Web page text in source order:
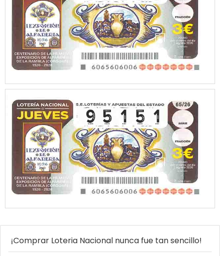
¡Comprar Loteria Nacional nunca fue tan sencillo!